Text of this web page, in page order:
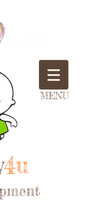
MENU
4u